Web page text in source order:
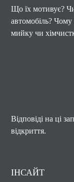
Що їх мотивує?
автомобіль?
мийку чи
Відповіді на ці
відкриття.
ІНСАЙТ